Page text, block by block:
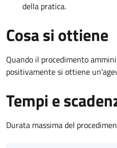
della pratica.
Cosa si ottiene
Quando il procedimento
positivamente si ottiene
Tempi e
Durata massima del